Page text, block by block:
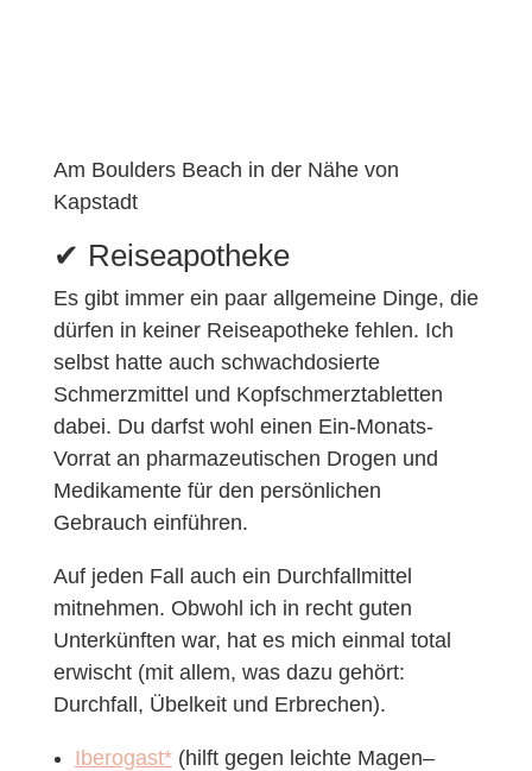
Am Boulders Beach in der Nähe von
Kapstadt
✔︎ Reiseapotheke
Es gibt immer ein paar allgemeine Dinge, die
dürfen in keiner Reiseapotheke fehlen. Ich
selbst hatte auch schwachdosierte
Schmerzmittel und Kopfschmerztabletten
dabei. Du darfst wohl einen Ein-Monats-
Vorrat an pharmazeutischen Drogen und
Medikamente für den persönlichen
Gebrauch einführen.
Auf jeden Fall auch ein Durchfallmittel
mitnehmen. Obwohl ich in recht guten
Unterkünften war, hat es mich einmal total
erwischt (mit allem, was dazu gehört:
Durchfall, Übelkeit und Erbrechen).
Iberogast*(hilft gegen leichte Magen–